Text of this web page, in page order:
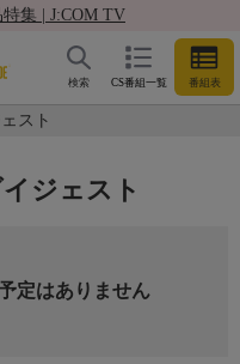
集 | J:COM TV
CS番組一覧 番組表
検索
スト
ジェスト
定はありません